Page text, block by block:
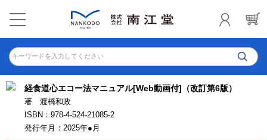
キーワードを入力してください
経食道心エコー法マニュアル[Web動画付]（改訂第6版）
著 渡橋和政
ISBN：978-4-524-21085-2
発行年月：2025年●月